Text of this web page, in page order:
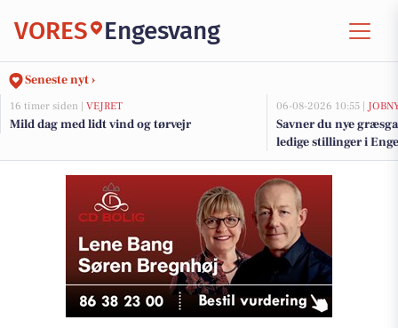
VORES Engesvang
Seneste nyt ›
16 timer siden | VEJRET
Mild dag med lidt vind og tørvejr
06-08-2026 10:55 |
Savner du nye
ledige stillinger i